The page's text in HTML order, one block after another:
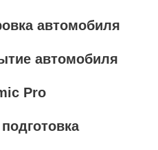
автомобиля
автомобиля
Pro